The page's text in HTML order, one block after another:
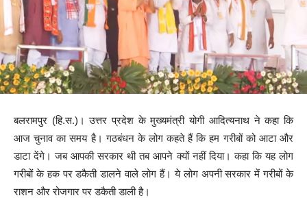
बलरामपुर (हि.स.)। उत्तर प्रदेश के मुख्यमंत्री योगी आदित्यनाथ ने कहा कि
आज चुनाव का समय है। गठबंधन के लोग कहते हैं कि हम गरीबों को आटा और
डाटा देंगे। जब आपकी सरकार थी तब आपने क्यों नहीं दिया। कहा कि यह लोग
गरीबों के हक पर डकैती डालने वाले लोग हैं। ये लोग अपनी सरकार में गरीबों के
राशन और रोजगार पर डकैती डाली है।